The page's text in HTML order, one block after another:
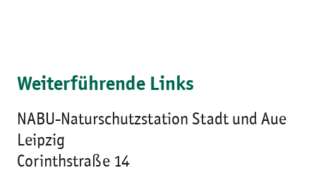
Weiterführende Links
NABU-Naturschutzstation Stadt und Aue
Leipzig
Corinthstraße 14